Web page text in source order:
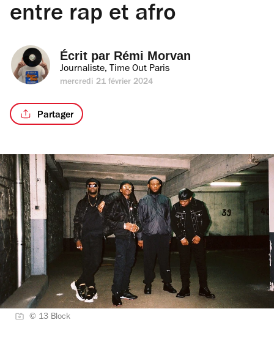
entre rap et afro
Écrit par Rémi Morvan
Journaliste, Time Out Paris
mercredi 21 février 2024
Partager
© 13 Block